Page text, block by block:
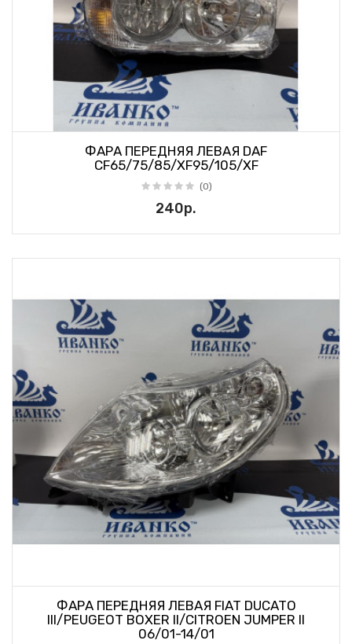
ФАРА ПЕРЕДНЯЯ ЛЕВАЯ DAF
CF65/75/85/XF95/105/XF
(0)
240р.
ФАРА ПЕРЕДНЯЯ ЛЕВАЯ FIAT DUCATO
III/PEUGEOT BOXER II/CITROEN JUMPER II
06/01-14/01